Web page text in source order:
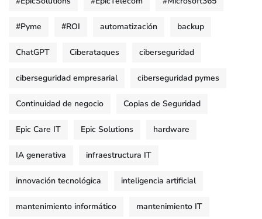
#Pyme #ROI automatización backup
ChatGPT Ciberataques ciberseguridad
ciberseguridad empresarial ciberseguridad pymes
Continuidad de negocio Copias de Seguridad
Epic Care IT Epic Solutions hardware
IA generativa infraestructura IT
innovación tecnológica inteligencia artificial
mantenimiento informático mantenimiento IT